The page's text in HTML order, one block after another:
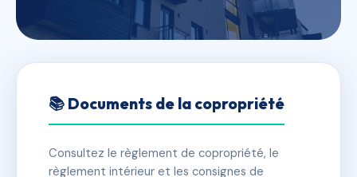
LES COTEAUX II
✓ Immatriculée 🏠 40 lots 🏗 2 bâtiment(s)
📚 Documents de la copropriété
Consultez le règlement de copropriété, le
règlement intérieur et les consignes de